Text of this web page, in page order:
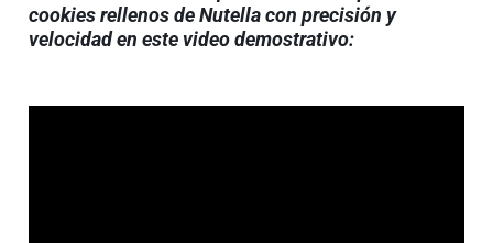
cookies rellenos de Nutella con precisión y
velocidad en este video demostrativo: